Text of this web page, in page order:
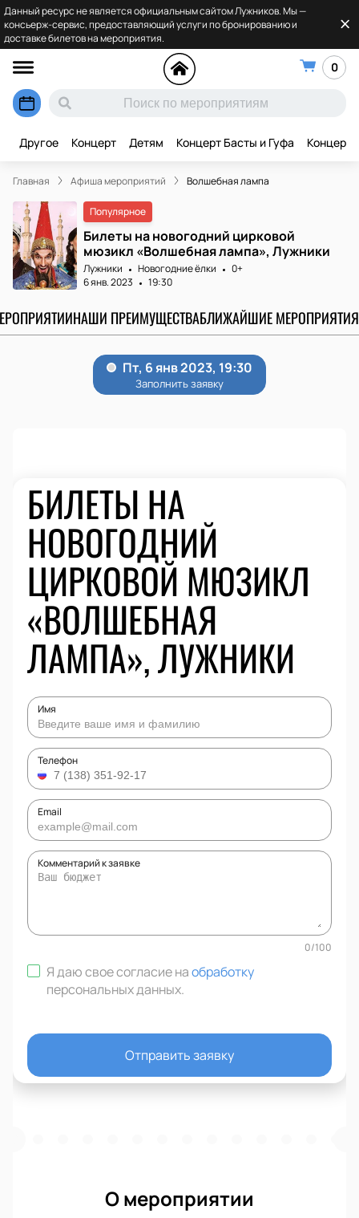
Данный ресурс не является официальным сайтом Лужников. Мы —
консьерж-сервис, предоставляющий услуги по бронированию и
доставке билетов на мероприятия.
0
Другое Концерт Детям Концерт Басты и Гуфа Концерт
Главная Афиша мероприятий Волшебная лампа
Популярное
Билеты на новогодний цирковой
мюзикл «Волшебная лампа», Лужники
Лужники Новогодние ёлки
0+
6 янв. 2023
19:30
НАШИ ПРЕИМУЩЕСТВАБЛИЖАЙШИЕ МЕРОПРИЯТИЯ
БИЛЕТЫ НА
НОВОГОДНИЙ
ЦИРКОВОЙ МЮЗИКЛ
«ВОЛШЕБНАЯ
ЛАМПА», ЛУЖНИКИ
Имя
Телефон
Email
Комментарий к заявке
0/100
Я даю свое согласие наобработку
персональных данных.
Отправить заявку
О мероприятии